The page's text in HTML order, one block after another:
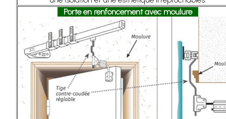
Porte en renfoncement avec moulure